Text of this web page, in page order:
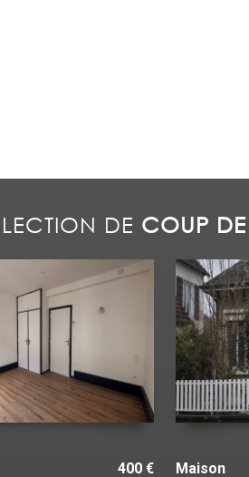
DE COUP
137 000 €